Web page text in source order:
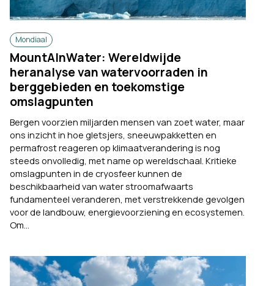
Mondiaal
MountAInWater: Wereldwijde
heranalyse van watervoorraden in
berggebieden en toekomstige
omslagpunten
Bergen voorzien miljarden mensen van zoet water, maar
ons inzicht in hoe gletsjers, sneeuwpakketten en
permafrost reageren op klimaatverandering is nog
steeds onvolledig, met name op wereldschaal. Kritieke
omslagpunten in de cryosfeer kunnen de
beschikbaarheid van water stroomafwaarts
fundamenteel veranderen, met verstrekkende gevolgen
voor de landbouw, energievoorziening en ecosystemen.
Om...